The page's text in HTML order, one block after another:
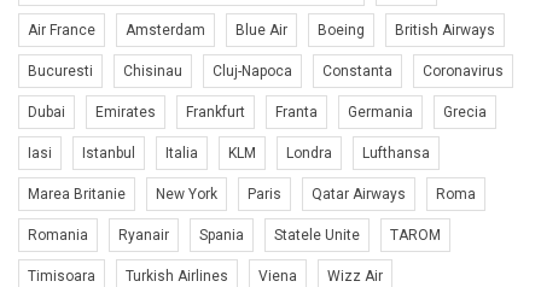
Air France Amsterdam Blue Air Boeing British Airways
Bucuresti Chisinau Cluj-Napoca Constanta Coronavirus
Dubai Emirates Frankfurt Franta Germania Grecia
Iasi Istanbul Italia KLM Londra Lufthansa
Marea Britanie New York Paris Qatar Airways Roma
Romania Ryanair Spania Statele Unite TAROM
Timisoara Turkish Airlines Viena Wizz Air